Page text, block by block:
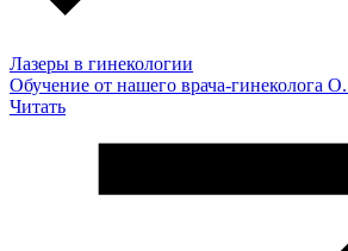
Лазеры в гинекологии
Обучение от нашего врача-гинеколога
Читать